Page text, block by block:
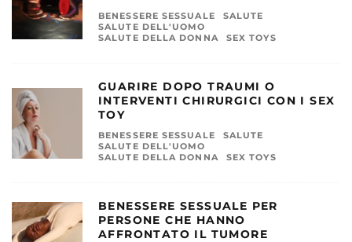
BENESSERE SESSUALE
SALUTE
SALUTE DELL'UOMO
SALUTE DELLA DONNA
SEX TOYS
GUARIRE DOPO TRAUMI O
INTERVENTI CHIRURGICI CON I SEX
TOY
BENESSERE SESSUALE
SALUTE
SALUTE DELL'UOMO
SALUTE DELLA DONNA
SEX TOYS
BENESSERE SESSUALE PER
PERSONE CHE HANNO
AFFRONTATO IL TUMORE